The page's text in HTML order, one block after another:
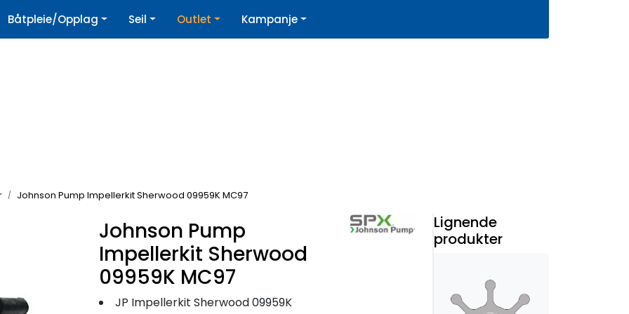
| Nyhetsbrev
Båtpleie/Opplag Seil Outlet Kampanje
Johnson Pump Impellerkit Sherwood 09959K MC97
Johnson Pump
Impellerkit Sherwood
09959K MC97
JP Impellerkit Sherwood 09959K
Lignende
produkter